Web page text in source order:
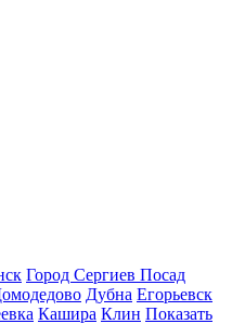
Город Сергиев Посад
Дубна Егорьевск
Кашира Клин Показать